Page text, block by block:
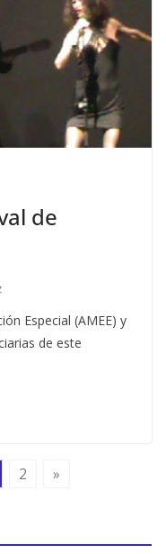
de
Especial (AMEE) y
de este
2 »